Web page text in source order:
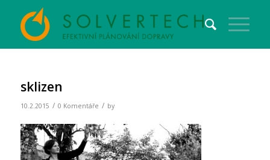
sklizen
10.2.2015 / 0 Komentáře / by